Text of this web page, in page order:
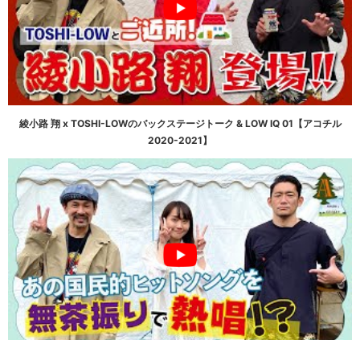
綾小路 翔 x TOSHI-LOWのバックステージトーク & LOW IQ 01【アコチル
2020-2021】